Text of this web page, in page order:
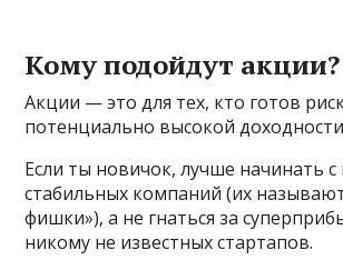
Кому подойдут акции?
Акции — это для тех, кто готов
потенциально высокой
Если ты новичок, лучше начинать с
стабильных компаний (их
фишки»), а не гнаться за
никому не известных стартапов.